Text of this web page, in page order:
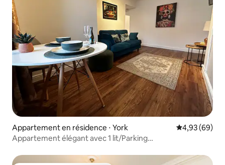
Appartement en résidence ⋅ York Évaluation
4,93 (69)
Appartement élégant avec 1 lit/Parking